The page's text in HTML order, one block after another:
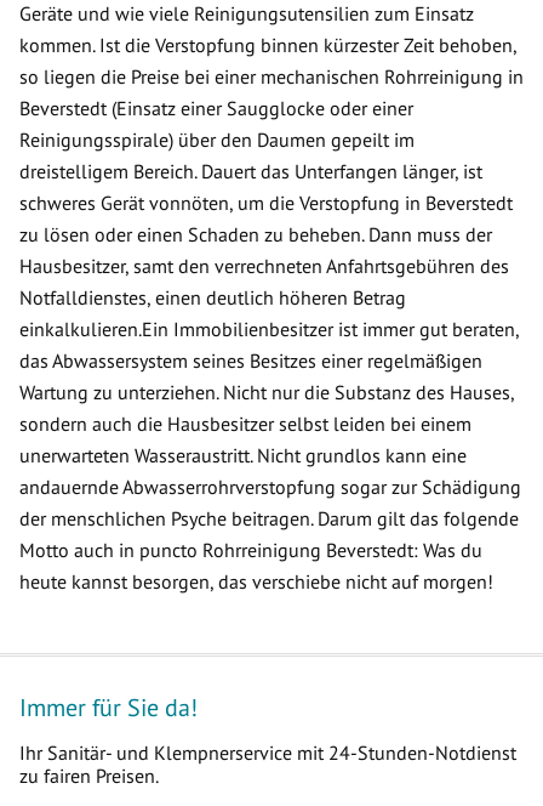
Geräte und wie viele Reinigungsutensilien zum Einsatz
kommen. Ist die Verstopfung binnen kürzester Zeit behoben,
so liegen die Preise bei einer mechanischen Rohrreinigung in
Beverstedt (Einsatz einer Saugglocke oder einer
Reinigungsspirale) über den Daumen gepeilt im
dreistelligem Bereich. Dauert das Unterfangen länger, ist
schweres Gerät vonnöten, um die Verstopfung in Beverstedt
zu lösen oder einen Schaden zu beheben. Dann muss der
Hausbesitzer, samt den verrechneten Anfahrtsgebühren des
Notfalldienstes, einen deutlich höheren Betrag
einkalkulieren.Ein Immobilienbesitzer ist immer gut beraten,
das Abwassersystem seines Besitzes einer regelmäßigen
Wartung zu unterziehen. Nicht nur die Substanz des Hauses,
sondern auch die Hausbesitzer selbst leiden bei einem
unerwarteten Wasseraustritt. Nicht grundlos kann eine
andauernde Abwasserrohrverstopfung sogar zur Schädigung
der menschlichen Psyche beitragen. Darum gilt das folgende
Motto auch in puncto Rohrreinigung Beverstedt: Was du
heute kannst besorgen, das verschiebe nicht auf morgen!
Immer für Sie da!
Ihr Sanitär- und Klempnerservice mit 24-Stunden-Notdienst
zu fairen Preisen.